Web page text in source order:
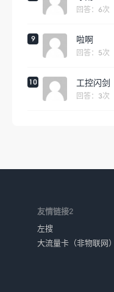
回答：6次
9 啦啊
回答：5次
10 工控闪剑
回答：3次
友情链接2
左搜
大流量卡（非物联网）